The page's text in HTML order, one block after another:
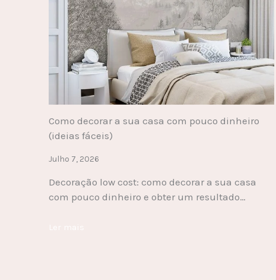
Como decorar a sua casa com pouco dinheiro
(ideias fáceis)
Julho 7, 2026
Decoração low cost: como decorar a sua casa
com pouco dinheiro e obter um resultado…